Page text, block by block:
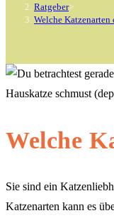
Ratgeber>
Welche
Hauskatze schmust
Welche
Sie sind ein
Katzenarten kann es